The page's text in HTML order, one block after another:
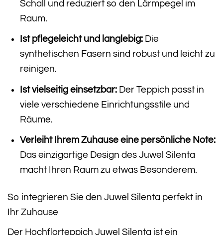
Schall und reduziert so den Lärmpegel im
Raum.
Ist pflegeleicht und langlebig:Die
synthetischen Fasern sind robust und leicht zu
reinigen.
Ist vielseitig einsetzbar:Der Teppich passt in
viele verschiedene Einrichtungsstile und
Räume.
Verleiht Ihrem Zuhause eine persönliche Note:
Das einzigartige Design des Juwel Silenta
macht Ihren Raum zu etwas Besonderem.
So integrieren Sie den Juwel Silenta perfekt in
Ihr Zuhause
Der Hochflorteppich Juwel Silenta ist ein